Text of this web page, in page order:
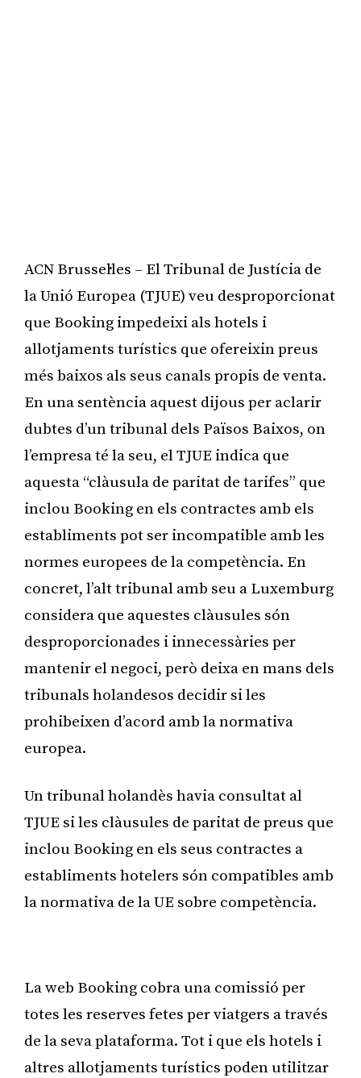
ACN Brussel·les – El Tribunal de Justícia de
la Unió Europea (TJUE) veu desproporcionat
que Booking impedeixi als hotels i
allotjaments turístics que ofereixin preus
més baixos als seus canals propis de venta.
En una sentència aquest dijous per aclarir
dubtes d’un tribunal dels Països Baixos, on
l’empresa té la seu, el TJUE indica que
aquesta “clàusula de paritat de tarifes” que
inclou Booking en els contractes amb els
establiments pot ser incompatible amb les
normes europees de la competència. En
concret, l’alt tribunal amb seu a Luxemburg
considera que aquestes clàusules són
desproporcionades i innecessàries per
mantenir el negoci, però deixa en mans dels
tribunals holandesos decidir si les
prohibeixen d’acord amb la normativa
europea.
Un tribunal holandès havia consultat al
TJUE si les clàusules de paritat de preus que
inclou Booking en els seus contractes a
establiments hotelers són compatibles amb
la normativa de la UE sobre competència.
La web Booking cobra una comissió per
totes les reserves fetes per viatgers a través
de la seva plataforma. Tot i que els hotels i
altres allotjaments turístics poden utilitzar